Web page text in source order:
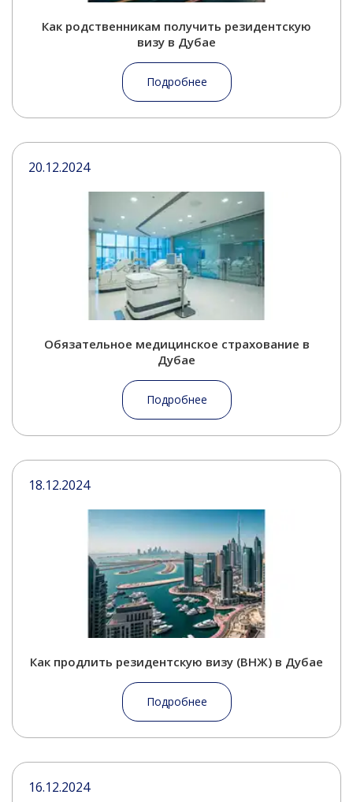
Как родственникам получить резидентскую
визу в Дубае
Подробнее
20.12.2024
Обязательное медицинское страхование в
Дубае
Подробнее
18.12.2024
Как продлить резидентскую визу (ВНЖ) в Дубае
Подробнее
16.12.2024